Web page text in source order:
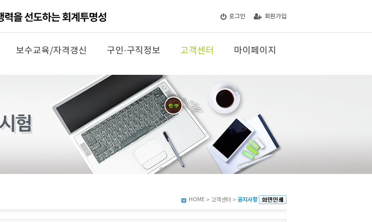
로그인 회원가입
보수교육/자격갱신 구인·구직정보 고객센터 마이페이지
HOME > 고객센터 > 공지사항